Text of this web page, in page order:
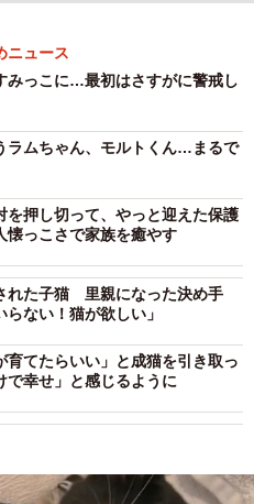
ニュース
みっこに…最初はさすがに警戒し
ラムちゃん、モルトくん…まるで
を押し切って、やっと迎えた保護
っこさで家族を癒やす
れた子猫 里親になった決め手
ない！猫が欲しい」
育てたらいい」と成猫を引き取っ
幸せ」と感じるように